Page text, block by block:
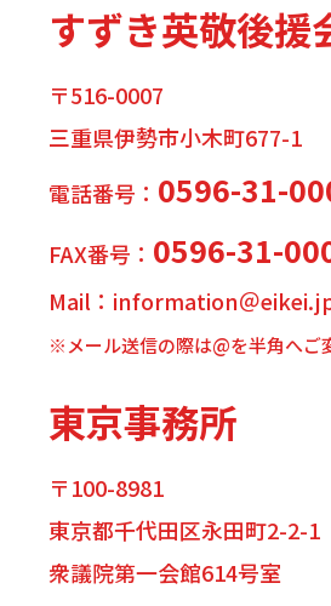
すずき英敬後援
〒516-0007
三重県伊勢市小木町677-1
電話番号： 0596-31-
FAX番号： 0596-31-
Mail：information＠
※メール送信の際は@を半角へご
東京事務所
〒100-8981
東京都千代田区永田町2-2-1
衆議院第一会館614号室